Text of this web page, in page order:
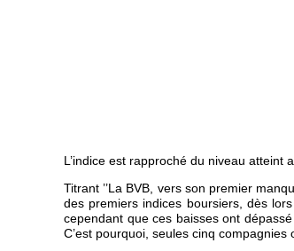
L’indice est rapproché du niveau atteint
Titrant ’’La BVB, vers son premier
des premiers indices boursiers, dès
cependant que ces baisses ont
C’est pourquoi, seules cinq